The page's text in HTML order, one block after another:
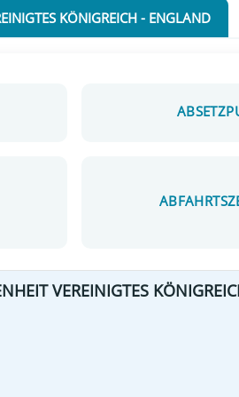
KÖNIGREICH - ENGLAND
VEREINIGTES